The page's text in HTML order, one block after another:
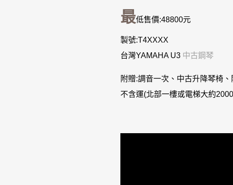
最低售價:48800元
製號:T4XXXX
台灣YAMAHA U3 中古鋼琴
附贈:調音一次、中古升降琴椅
不含運(北部一樓或電梯大約